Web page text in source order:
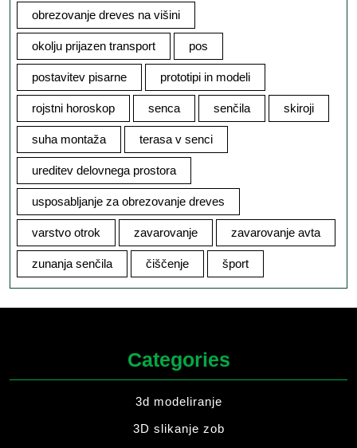
obrezovanje dreves na višini
okolju prijazen transport pos
postavitev pisarne prototipi in modeli
rojstni horoskop senca senčila skiroji
suha montaža terasa v senci
ureditev delovnega prostora
usposabljanje za obrezovanje dreves
varstvo otrok zavarovanje zavarovanje avta
zunanja senčila čiščenje šport
Categories
3d modeliranje
3D slikanje zob